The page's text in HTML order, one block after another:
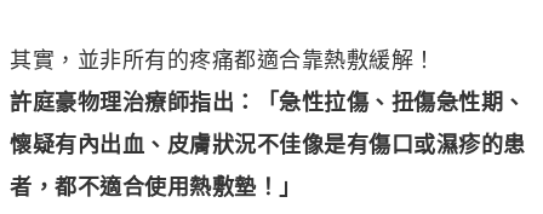
其實，並非所有的疼痛都適合靠熱敷緩解！
許庭豪物理治療師指出：「急性拉傷、扭傷急性期、
懷疑有內出血、皮膚狀況不佳像是有傷口或濕疹的患
者，都不適合使用熱敷墊！」